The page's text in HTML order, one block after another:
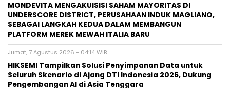
MONDEVITA MENGAKUISISI SAHAM MAYORITAS DI
UNDERSCORE DISTRICT, PERUSAHAAN INDUK MAGLIANO,
SEBAGAI LANGKAH KEDUA DALAM MEMBANGUN
PLATFORM MEREK MEWAH ITALIA BARU
Jumat, 7 Agustus 2026 - 04:14 WIB
HIKSEMI Tampilkan Solusi Penyimpanan Data untuk
Seluruh Skenario di Ajang DTI Indonesia 2026, Dukung
Pengembangan AI di Asia Tenggara